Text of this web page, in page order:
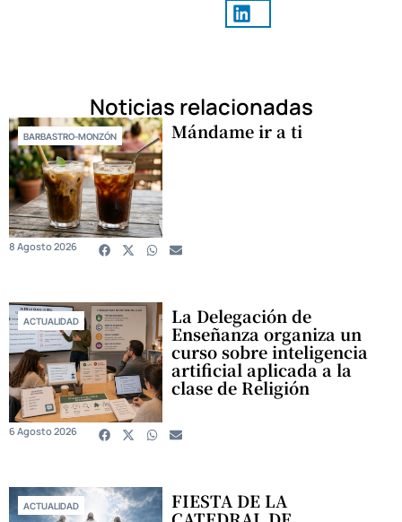
Noticias relacionadas
BARBASTRO-MONZÓN Mándame ir a ti
8 Agosto 2026
ACTUALIDAD La Delegación de
Enseñanza organiza un
curso sobre inteligencia
artificial aplicada a la
clase de Religión
6 Agosto 2026
ACTUALIDAD FIESTA DE LA